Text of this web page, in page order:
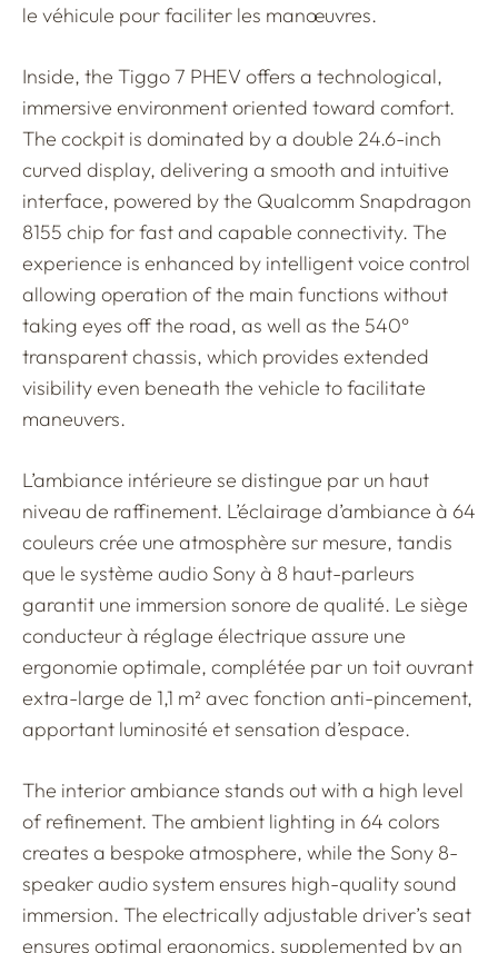
le véhicule pour faciliter les manœuvres.
Inside, the Tiggo 7 PHEV offers a technological,
immersive environment oriented toward comfort.
The cockpit is dominated by a double 24.6-inch
curved display, delivering a smooth and intuitive
interface, powered by the Qualcomm Snapdragon
8155 chip for fast and capable connectivity. The
experience is enhanced by intelligent voice control
allowing operation of the main functions without
taking eyes off the road, as well as the 540°
transparent chassis, which provides extended
visibility even beneath the vehicle to facilitate
maneuvers.
L’ambiance intérieure se distingue par un haut
niveau de raffinement. L’éclairage d’ambiance à 64
couleurs crée une atmosphère sur mesure, tandis
que le système audio Sony à 8 haut-parleurs
garantit une immersion sonore de qualité. Le siège
conducteur à réglage électrique assure une
ergonomie optimale, complétée par un toit ouvrant
extra-large de 1,1 m² avec fonction anti-pincement,
apportant luminosité et sensation d’espace.
The interior ambiance stands out with a high level
of refinement. The ambient lighting in 64 colors
creates a bespoke atmosphere, while the Sony 8-
speaker audio system ensures high-quality sound
immersion. The electrically adjustable driver’s seat
ensures optimal ergonomics, supplemented by an